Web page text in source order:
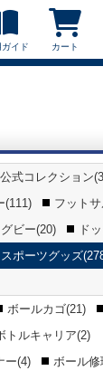
ガイド カート
式コレクション
(111)
フット
ビー(20)
ド
スポーツグッズ
ボールカゴ(21)
トルキャリア(2)
ー(4)
ボール修